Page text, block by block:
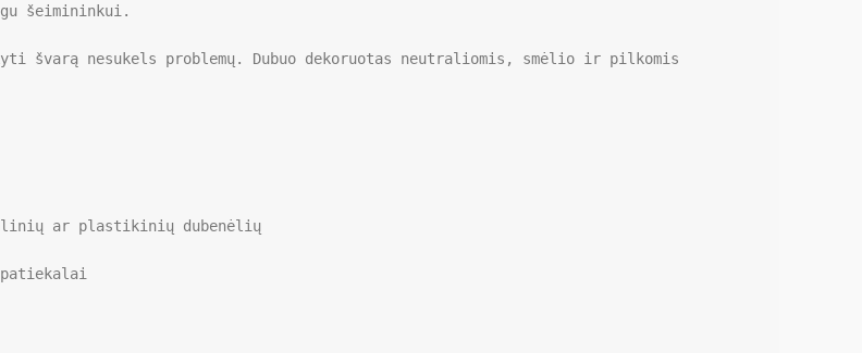
šeimininkui.
švarą nesukels problemų. Dubuo dekoruotas neutraliomis, smėlio ir pilkomis
ar plastikinių dubenėlių